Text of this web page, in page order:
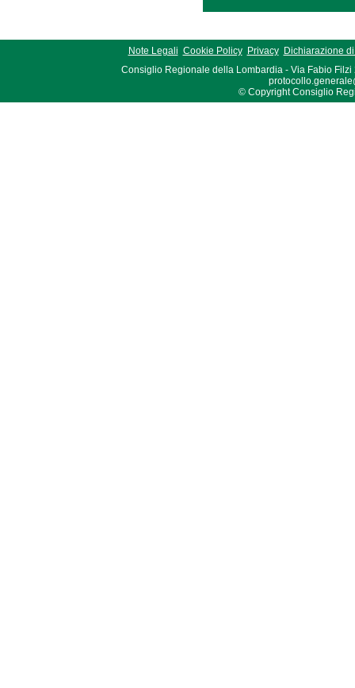
Note Legali Cookie Policy Privacy
Dichiarazione
Consiglio Regionale della Lombardia - Via Fabio Filzi
© Copyright Consiglio